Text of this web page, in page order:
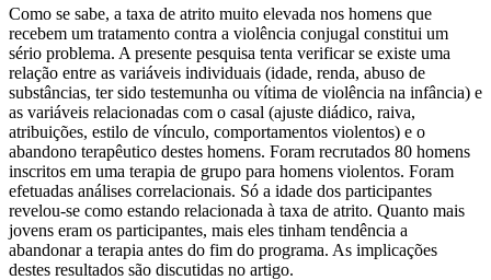
Como se sabe, a taxa de atrito muito elevada nos homens que
recebem um tratamento contra a violência conjugal constitui um
sério problema. A presente pesquisa tenta verificar se existe uma
relação entre as variáveis individuais (idade, renda, abuso de
substâncias, ter sido testemunha ou vítima de violência na infância) e
as variáveis relacionadas com o casal (ajuste diádico, raiva,
atribuições, estilo de vínculo, comportamentos violentos) e o
abandono terapêutico destes homens. Foram recrutados 80 homens
inscritos em uma terapia de grupo para homens violentos. Foram
efetuadas análises correlacionais. Só a idade dos participantes
revelou-se como estando relacionada à taxa de atrito. Quanto mais
jovens eram os participantes, mais eles tinham tendência a
abandonar a terapia antes do fim do programa. As implicações
destes resultados são discutidas no artigo.